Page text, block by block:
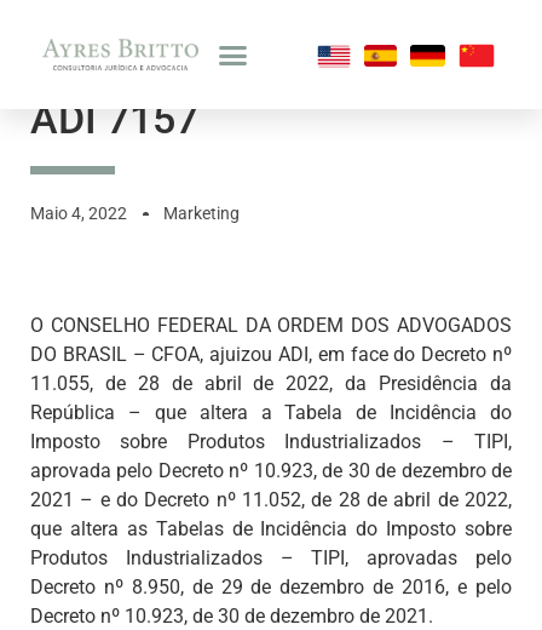
ADI 7157
Maio 4, 2022 Marketing
O CONSELHO FEDERAL DA ORDEM DOS ADVOGADOS
DO BRASIL – CFOA, ajuizou ADI, em face do Decreto nº
11.055, de 28 de abril de 2022, da Presidência da
República – que altera a Tabela de Incidência do
Imposto sobre Produtos Industrializados – TIPI,
aprovada pelo Decreto nº 10.923, de 30 de dezembro de
2021 – e do Decreto nº 11.052, de 28 de abril de 2022,
que altera as Tabelas de Incidência do Imposto sobre
Produtos Industrializados – TIPI, aprovadas pelo
Decreto nº 8.950, de 29 de dezembro de 2016, e pelo
Decreto nº 10.923, de 30 de dezembro de 2021.